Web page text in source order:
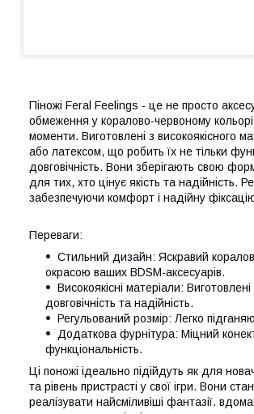
Піножі Feral Feelings - це не просто
обмеження у коралово-червоному
моменти. Виготовлені з високоякісного
або латексом, що робить їх не тільки
довговічність. Вони зберігають свою
для тих, хто цінує якість та надійність.
забезпечуючи комфорт і надійну фіксацію
Переваги:
Стильний дизайн: Яскравий
окрасою ваших BDSM-аксесуарів.
Високоякісні матеріали:
довговічність та надійність.
Регульований розмір: Легко
Додаткова фурнітура: Міцний
функціональність.
Ці поножі ідеально підійдуть як для
та рівень пристрасті у свої ігри. Вони
реалізувати найсміливіші фантазії.